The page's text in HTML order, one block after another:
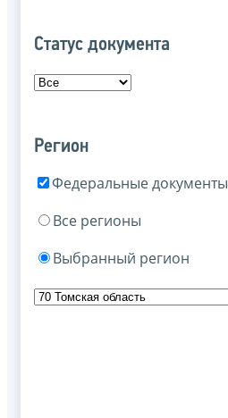
Статус документа
Регион
Федеральные документы
Все регионы
Выбранный регион